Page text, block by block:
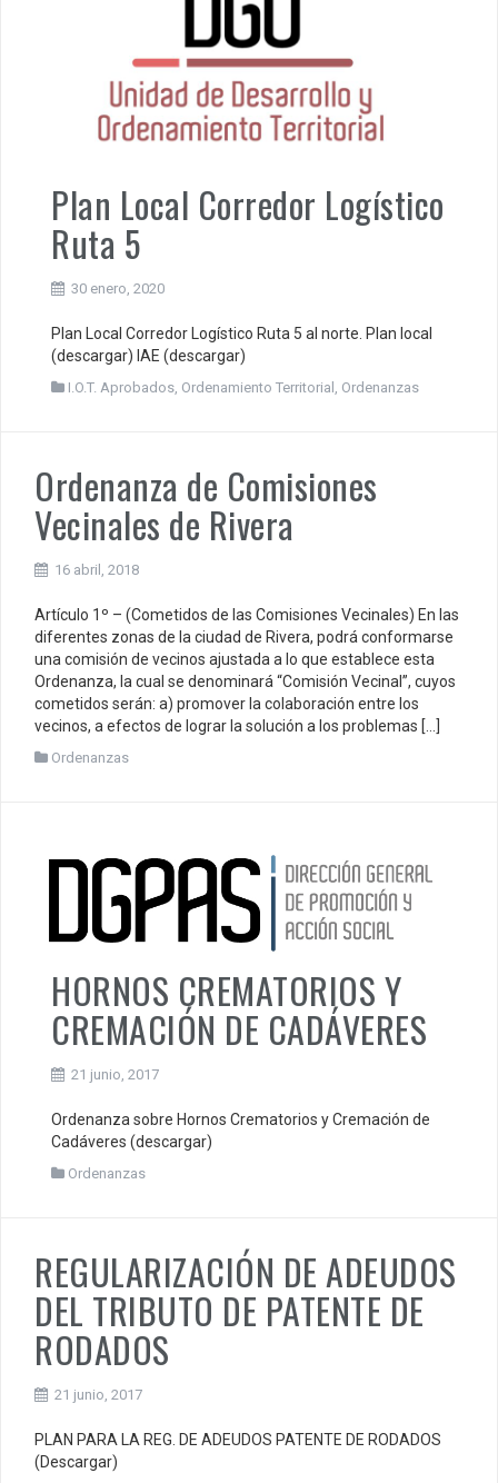
Plan Local Corredor Logístico
Ruta 5
30 enero, 2020
Plan Local Corredor Logístico Ruta 5 al norte. Plan local
(descargar) IAE (descargar)
I.O.T. Aprobados Ordenamiento Territorial Ordenanzas
Ordenanza de Comisiones
Vecinales de Rivera
16 abril, 2018
Artículo 1º – (Cometidos de las Comisiones Vecinales) En las
diferentes zonas de la ciudad de Rivera, podrá conformarse
una comisión de vecinos ajustada a lo que establece esta
Ordenanza, la cual se denominará “Comisión Vecinal”, cuyos
cometidos serán: a) promover la colaboración entre los
vecinos, a efectos de lograr la solución a los problemas […]
Ordenanzas
HORNOS CREMATORIOS Y
CREMACIÓN DE CADÁVERES
21 junio, 2017
Ordenanza sobre Hornos Crematorios y Cremación de
Cadáveres (descargar)
Ordenanzas
REGULARIZACIÓN DE ADEUDOS
DEL TRIBUTO DE PATENTE DE
RODADOS
21 junio, 2017
PLAN PARA LA REG. DE ADEUDOS PATENTE DE RODADOS
(Descargar)